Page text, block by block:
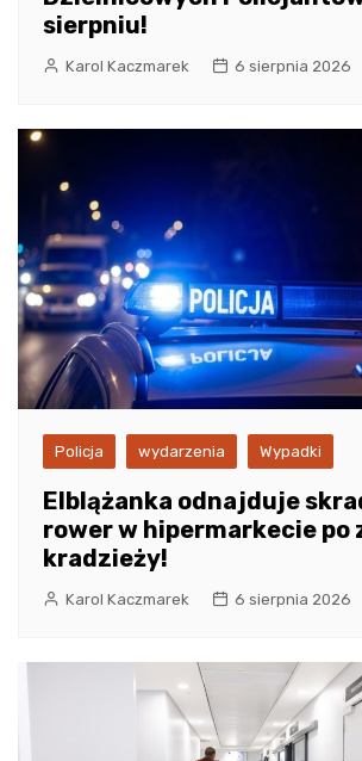
sierpniu!
Karol Kaczmarek 6 sierpnia 2026
Policja wydarzenia Wypadki
Elblążanka odnajduje
rower w hipermarkecie po
kradzieży!
Karol Kaczmarek 6 sierpnia 2026